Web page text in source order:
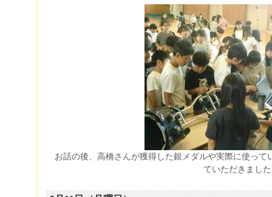
お話の後、高橋さんが獲得した銀メダルや実際に使っ
ていただきまし